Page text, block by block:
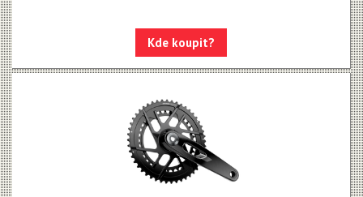
Kde koupit?